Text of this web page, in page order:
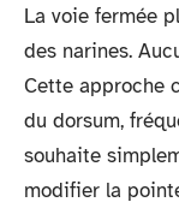
La voie fermée
des narines.
Cette approche
du dorsum,
souhaite
modifier la